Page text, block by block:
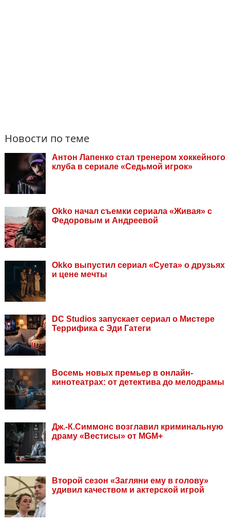
Новости по теме
Антон Лапенко стал тренером хоккейного
клуба в сериале «Седьмой игрок»
Okko начал съемки сериала «Живая» с
Федоровым и Андреевой
Okko выпустил сериал «Суета» о друзьях
и цене мечты
DC Studios запускает сериал о Мистере
Террифика с Эди Гатеги
Восемь новых премьер в онлайн-
кинотеатрах: от детектива до мелодрамы
Дж.-К.Симмонс возглавил криминальную
драму «Вестисы» от MGM+
Второй сезон «Загляни ему в голову»
удивил качеством и актерской игрой